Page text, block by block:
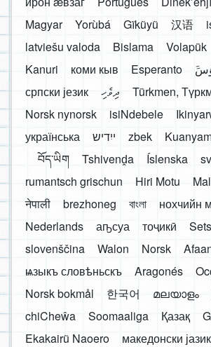
Magyar
Yorùbá Gĩkũyũ 汉语
latviešu valoda
Bislama Volapük
Kanuri
коми кыв Esperanto
српски језик
ދިވެހި
Türkmen,
Norsk nynorsk
isiNdebele
українська
ייִדיש zbek
བོད་ཡིག
Tshivenḓa Íslenska
rumantsch grischun
Hiri Motu
नेपाली
brezhoneg বাংলা
нохчийн
Nederlands
аҧсуа тоҷикӣ
slovenščina
Walon Norsk
ѩзыкъ словѣньскъ
Aragonés
Norsk bokmål
한국어 മലയാളം
chiCheŵa
Soomaaliga Қазақ
Ekakairũ Naoero
македонски јазик